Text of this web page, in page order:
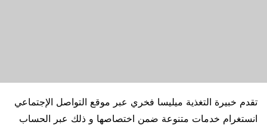
تقدم خبيرة التغذية ميليسا فخري عبر موقع التواصل الإجتماعي
انستغرام خدمات متنوعة ضمن اختصاصها و ذلك عبر الحساب